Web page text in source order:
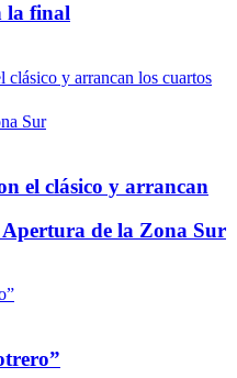
la final
el clásico y arrancan
de la Zona Sur